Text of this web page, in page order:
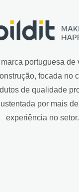
portuguesa de
focada no
de qualidade
por mais
experiência no setor.